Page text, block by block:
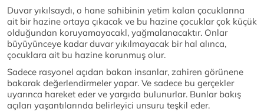
Duvar yıkılsaydı, o hane sahibinin yetim kalan çocuklarına
ait bir hazine ortaya çıkacak ve bu hazine çocuklar çok küçük
olduğundan koruyamayacakl, yağmalanacaktır. Onlar
büyüyünceye kadar duvar yıkılmayacak bir hal alınca,
çocuklara ait bu hazine korunmuş olur.
Sadece rasyonel açıdan bakan insanlar, zahiren görünene
bakarak değerlendirmeler yapar. Ve sadece bu gerçekler
uyarınca hareket eder ve yargıda bulunurlar. Bunlar bakış
açıları yaşantılarında belirleyici unsuru teşkil eder.